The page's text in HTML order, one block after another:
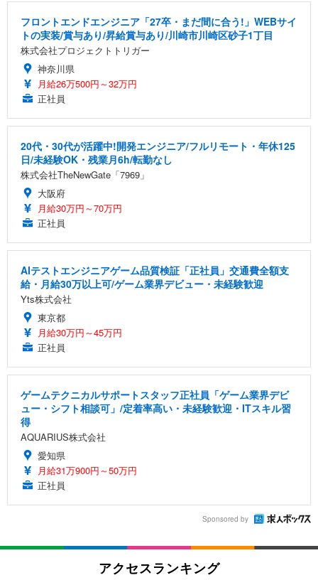
フロントエンドエンジニア「27卒・まだ間に合う!」WEBサイ
トの実装/賞与あり/昇給賞与あり/川崎市川崎区砂子1丁目
株式会社プロジェクトトリガー
神奈川県
月給26万500円～32万円
正社員
20代・30代が活躍中!開発エンジニア/フルリモート・年休125
日/未経験OK・残業月6h/転勤なし
株式会社TheNewGate「7969」
大阪府
月給30万円～70万円
正社員
AIテストエンジニアゲーム品質検証「正社員」交通費全額支
給・月給30万以上可/ゲーム業界デビュー・未経験歓迎
Yts株式会社
東京都
月給30万円～45万円
正社員
ゲームテクニカルサポートスタッフ正社員「ゲーム業界デビ
ュー・シフト相談可」/定着率高い・未経験歓迎・ITスキル習
得
AQUARIUS株式会社
愛知県
月給31万900円～50万円
正社員
Sponsored by
アクセスランキング